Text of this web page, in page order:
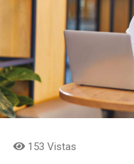
descuento de las
fundamental, en
y en simplificar la
asignación de capital
concentrar el rol de
levantamiento de
Asset Management
153 Vistas